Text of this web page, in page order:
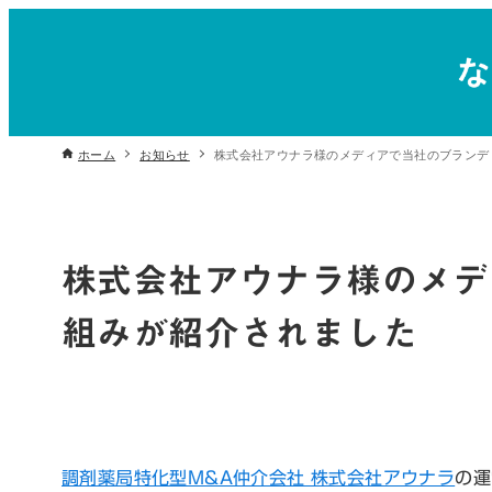
ホーム お知らせ 株式会社アウナラ様のメディアで当社のブラン
株式会社アウナラ様のメ
組みが紹介されました
調剤薬局特化型M&A仲介会社 株式会社アウナラの